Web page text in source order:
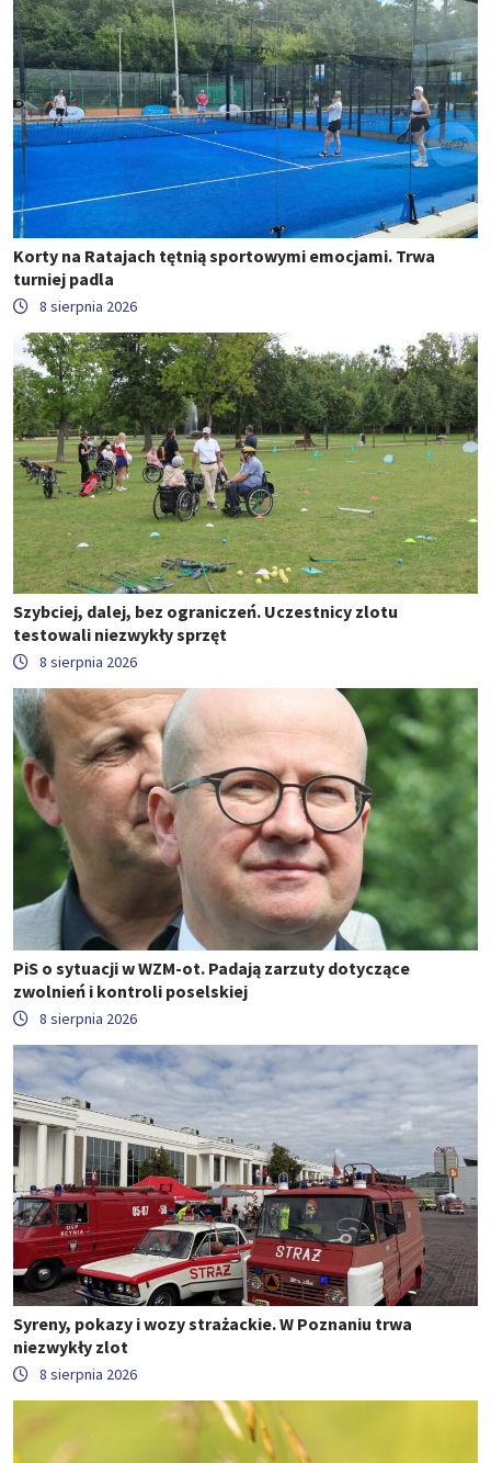
Korty na Ratajach tętnią sportowymi emocjami. Trwa
turniej padla
8 sierpnia 2026
Szybciej, dalej, bez ograniczeń. Uczestnicy zlotu
testowali niezwykły sprzęt
8 sierpnia 2026
PiS o sytuacji w WZM-ot. Padają zarzuty dotyczące
zwolnień i kontroli poselskiej
8 sierpnia 2026
Syreny, pokazy i wozy strażackie. W Poznaniu trwa
niezwykły zlot
8 sierpnia 2026